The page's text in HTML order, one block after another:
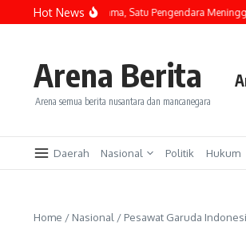
Lewati ke konten
Hot News
Api di Jalan Lama, Satu Pengendara Meninggal
Arena Berita
Arena semua berita nusantara dan mancanegara
Daerah Nasional Politik Hukum
Home / Nasional / Pesawat Garuda